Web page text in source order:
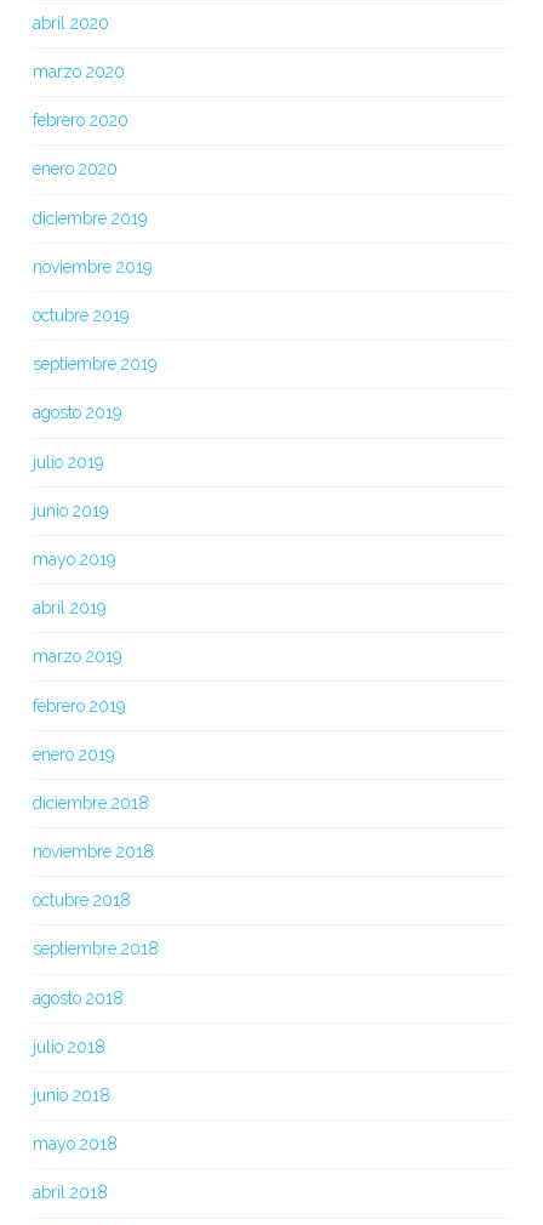
abril 2020
marzo 2020
febrero 2020
enero 2020
diciembre 2019
noviembre 2019
octubre 2019
septiembre 2019
agosto 2019
julio 2019
junio 2019
mayo 2019
abril 2019
marzo 2019
febrero 2019
enero 2019
diciembre 2018
noviembre 2018
octubre 2018
septiembre 2018
agosto 2018
julio 2018
junio 2018
mayo 2018
abril 2018